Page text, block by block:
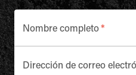
Nombre completo*
Dirección de correo